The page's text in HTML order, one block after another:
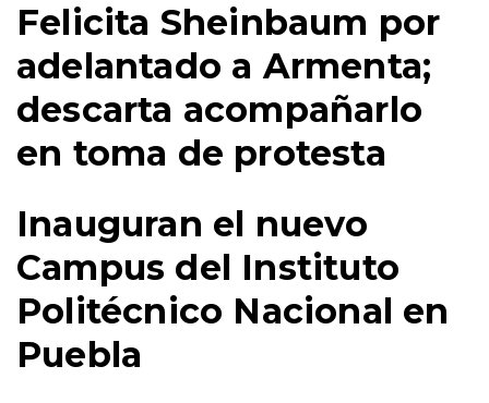
Felicita Sheinbaum por
adelantado a Armenta;
descarta acompañarlo
en toma de protesta
Inauguran el nuevo
Campus del Instituto
Politécnico Nacional en
Puebla